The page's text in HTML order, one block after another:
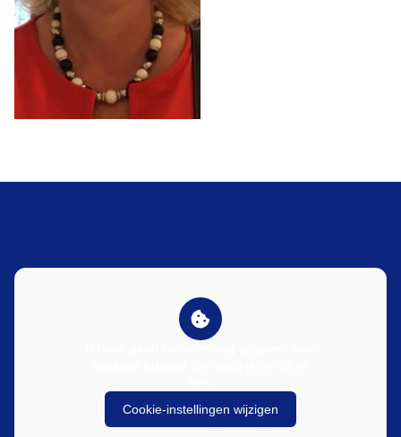
Cookie-instellingen wijzigen